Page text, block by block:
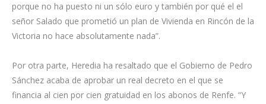
porque no ha puesto ni un sólo euro y también por qué el el
señor Salado que prometió un plan de Vivienda en Rincón de la
Victoria no hace absolutamente nada”.
Por otra parte, Heredia ha resaltado que el Gobierno de Pedro
Sánchez acaba de aprobar un real decreto en el que se
financia al cien por cien gratuidad en los abonos de Renfe. “Y